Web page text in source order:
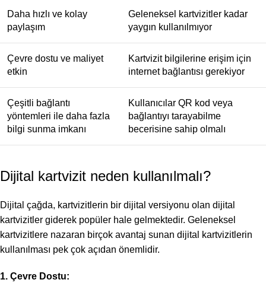
Daha hızlı ve kolay
paylaşım
Geleneksel kartvizitler kadar
yaygın kullanılmıyor
Çevre dostu ve maliyet
etkin
Kartvizit bilgilerine erişim için
internet bağlantısı gerekiyor
Çeşitli bağlantı
yöntemleri ile daha fazla
bilgi sunma imkanı
Kullanıcılar QR kod veya
bağlantıyı tarayabilme
becerisine sahip olmalı
Dijital kartvizit neden kullanılmalı?
Dijital çağda, kartvizitlerin bir dijital versiyonu olan dijital
kartvizitler giderek popüler hale gelmektedir. Geleneksel
kartvizitlere nazaran birçok avantaj sunan dijital kartvizitlerin
kullanılması pek çok açıdan önemlidir.
1. Çevre Dostu: